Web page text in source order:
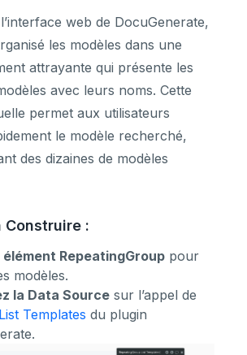
web de DocuGenerate,
les modèles dans une
attrayante qui présente les
avec leurs noms. Cette
permet aux utilisateurs
le modèle recherché,
des dizaines de modèles
Construire :
élément RepeatingGroup pour
modèles.
la Data Source sur l’appel de
List Templates du plugin